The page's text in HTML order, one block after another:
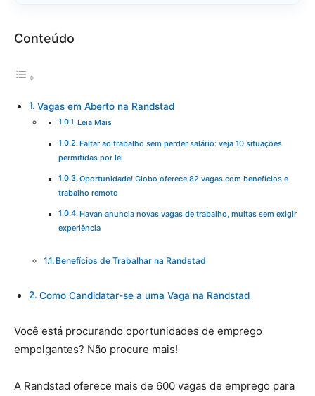
Conteúdo
Vagas em Aberto na Randstad
Leia Mais
Faltar ao trabalho sem perder salário: veja 10 situações
permitidas por lei
Oportunidade! Globo oferece 82 vagas com benefícios e
trabalho remoto
Havan anuncia novas vagas de trabalho, muitas sem exigir
experiência
Benefícios de Trabalhar na Randstad
Como Candidatar-se a uma Vaga na Randstad
Você está procurando oportunidades de emprego
empolgantes? Não procure mais!
A Randstad oferece mais de 600 vagas de emprego para